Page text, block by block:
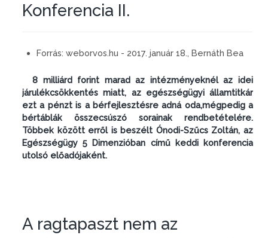
Konferencia II.
Forrás: weborvos.hu - 2017. január 18., Bernáth Bea
8 milliárd forint marad az intézményeknél az idei
járulékcsökkentés miatt, az egészségügyi államtitkár
ezt a pénzt is a bérfejlesztésre adná oda,mégpedig a
bértáblák összecsúszó sorainak rendbetételére.
Többek között erről is beszélt Ónodi-Szűcs Zoltán, az
Egészségügy 5 Dimenzióban című keddi konferencia
utolsó előadójaként.
A ragtapaszt nem az